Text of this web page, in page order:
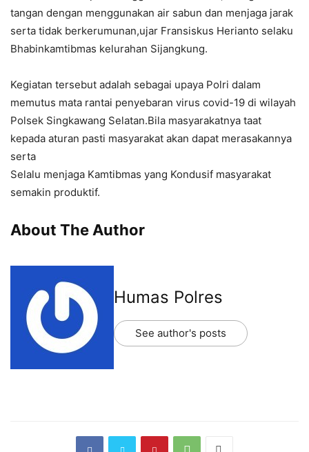
tangan dengan menggunakan air sabun dan menjaga jarak
serta tidak berkerumunan,ujar Fransiskus Herianto selaku
Bhabinkamtibmas kelurahan Sijangkung.
Kegiatan tersebut adalah sebagai upaya Polri dalam
memutus mata rantai penyebaran virus covid-19 di wilayah
Polsek Singkawang Selatan.Bila masyarakatnya taat
kepada aturan pasti masyarakat akan dapat merasakannya
serta
Selalu menjaga Kamtibmas yang Kondusif masyarakat
semakin produktif.
About The Author
Humas Polres
See author's posts